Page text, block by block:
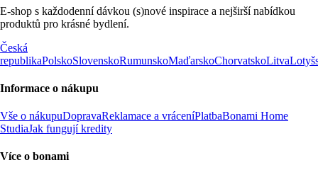
E-shop s každodenní dávkou (s)nové inspirace a nejširší nabídkou
produktů pro krásné bydlení.
Česká
republikaPolskoSlovenskoRumunskoMaďarskoChorvatskoLitva
Informace o nákupu
Vše o nákupuDopravaReklamace a vráceníPlatbaBonami Home
StudiaJak fungují kredity
Více o bonami